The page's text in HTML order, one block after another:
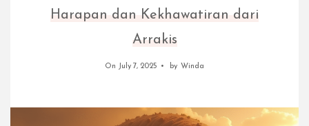
Harapan dan Kekhawatiran dari
Arrakis
On July 7, 2025 by Winda